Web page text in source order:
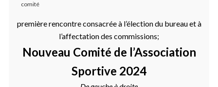
comité
première rencontre consacrée à l’élection du bureau et à
l’affectation des commissions;
Nouveau Comité de l’Association
Sportive 2024